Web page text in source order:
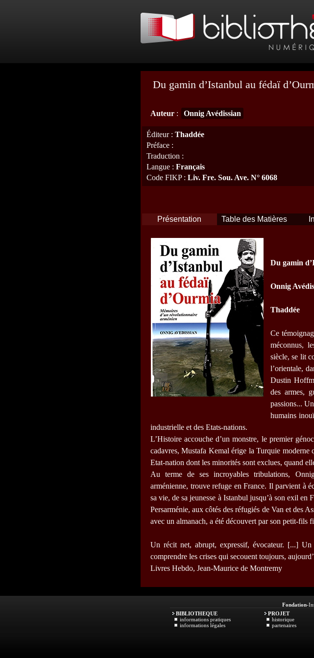
Du gamin d’Istanbul au fédaï
Auteur : Onnig Avédissian
Éditeur: Thaddée
Préface :
Traduction :
Langue : Français
Code FIKP: Liv. Fre. Sou. Ave. N° 6068
Présentation Table des Matières
Du gamin
Onnig
Thaddée
Ce
méconnus,
siècle, se lit
l’orientale,
Dustin
des armes,
passions...
humains
industrielle et des Etats-nations.
L’Histoire accouche d’un monstre, le premier
cadavres, Mustafa Kemal érige la Turquie
Etat-nation dont les minorités sont exclues, quand
Au terme de ses incroyables tribulations,
arménienne, trouve refuge en France. Il parvient à
sa vie, de sa jeunesse à Istanbul jusqu’à son exil en
Persarménie, aux côtés des réfugiés de Van et des
avec un almanach, a été découvert par son petit-fils
Un récit net, abrupt, expressif, évocateur. [...]
comprendre les crises qui secouent toujours,
Livres Hebdo, Jean-Maurice de Montremy
Fondation-
BIBLIOTHEQUE
informations pratiques
informations légales
PROJET
historique
partenaires